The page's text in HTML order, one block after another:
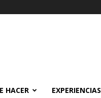
HACER EXPERIENCIAS